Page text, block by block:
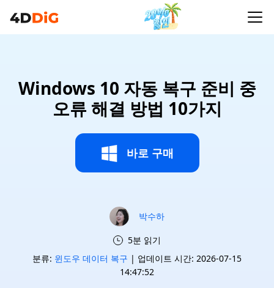
Windows 10 자동 복구 준비 중
오류 해결 방법 10가지
바로 구매
박수하
5분 읽기
분류: 윈도우 데이터 복구 | 업데이트 시간: 2026-07-15
14:47:52